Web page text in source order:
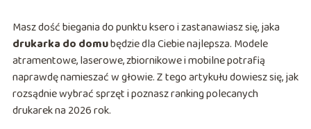
Masz dość biegania do punktu ksero i zastanawiasz się, jaka
drukarka do domubędzie dla Ciebie najlepsza. Modele
atramentowe, laserowe, zbiornikowe i mobilne potrafią
naprawdę namieszać w głowie. Z tego artykułu dowiesz się, jak
rozsądnie wybrać sprzęt i poznasz ranking polecanych
drukarek na 2026 rok.